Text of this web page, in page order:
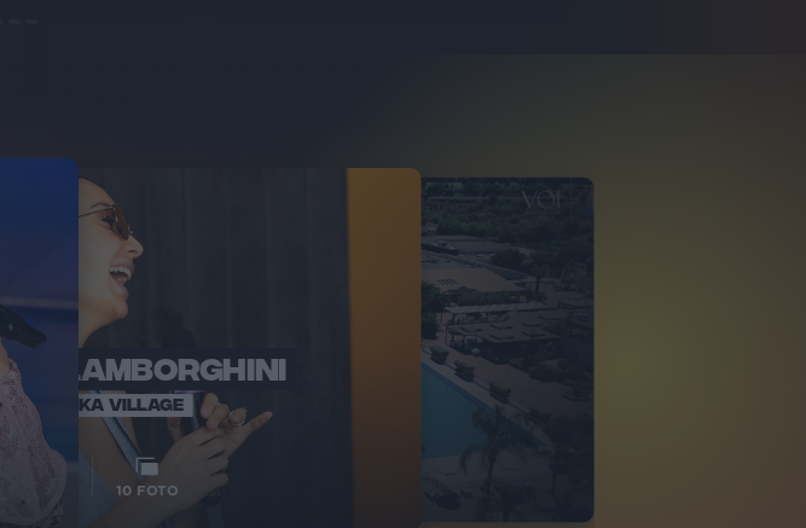
LAMBORGHINI
VOI TANKA VILLAGE
10 FOTO
RADIO ITALIA
VOI TANKA VILLAGE